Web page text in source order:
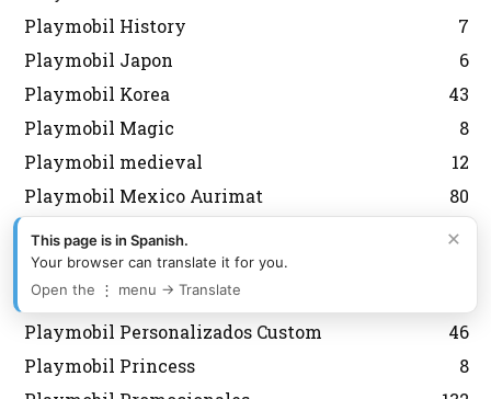
Playmobil History
7
Playmobil Japon
6
Playmobil Korea
43
Playmobil Magic
8
Playmobil medieval
12
Playmobil Mexico Aurimat
80
Playmobil Militares Soldados
67
Playmobil navidad
Playmobil Nordistas
Playmobil Personalizados Custom
46
Playmobil Princess
8
×
This page is in Spanish.
Your browser can translate it for you.
Open the ⋮ menu → Translate